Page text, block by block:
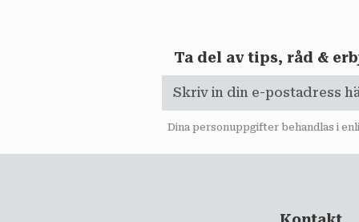
Ta del av tips, råd &
Dina personuppgifter behandlas i